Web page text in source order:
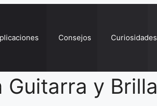
Consejos Curiosidades
Guitarra y Brilla